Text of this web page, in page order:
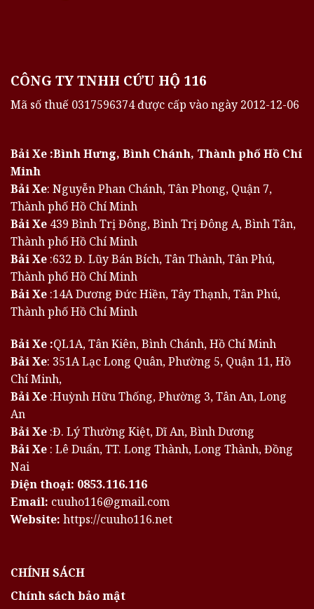
CÔNG TY TNHH CỨU HỘ 116
Mã số thuế 0317596374 được cấp vào ngày 2012-12-06
Bải Xe :Bình Hưng, Bình Chánh, Thành phố Hồ Chí
Minh
Bải Xe: Nguyễn Phan Chánh, Tân Phong, Quận 7,
Thành phố Hồ Chí Minh
Bải Xe 439 Bình Trị Đông, Bình Trị Đông A, Bình Tân,
Thành phố Hồ Chí Minh
Bải Xe :632 Đ. Lũy Bán Bích, Tân Thành, Tân Phú,
Thành phố Hồ Chí Minh
Bải Xe :14A Dương Đức Hiền, Tây Thạnh, Tân Phú,
Thành phố Hồ Chí Minh
Bải Xe :QL1A, Tân Kiên, Bình Chánh, Hồ Chí Minh
Bải Xe: 351A Lạc Long Quân, Phường 5, Quận 11, Hồ
Chí Minh,
Bải Xe :Huỳnh Hữu Thống, Phường 3, Tân An, Long
An
Bải Xe :Đ. Lý Thường Kiệt, Dĩ An, Bình Dương
Bải Xe : Lê Duẩn, TT. Long Thành, Long Thành, Đồng
Nai
Điện thoại: 0853.116.116
Email: cuuho116@gmail.com
Website: https://cuuho116.net
CHÍNH SÁCH
Chính sách bảo mật